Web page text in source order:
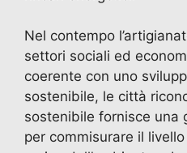
Nel contempo
settori sociali ed
coerente con uno
sostenibile, le città
sostenibile fornisce una
per commisurare il